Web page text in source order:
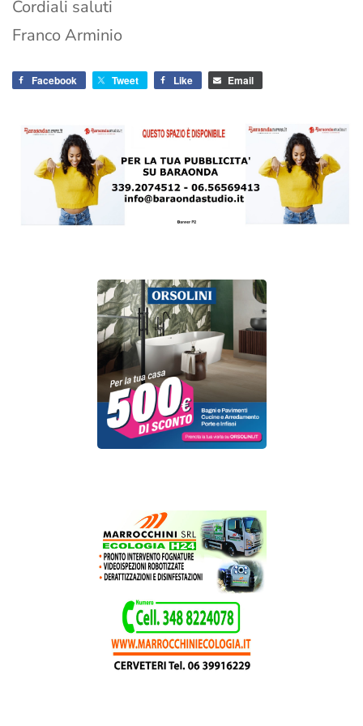
Cordiali saluti
Franco Arminio
Facebook Tweet Like Email